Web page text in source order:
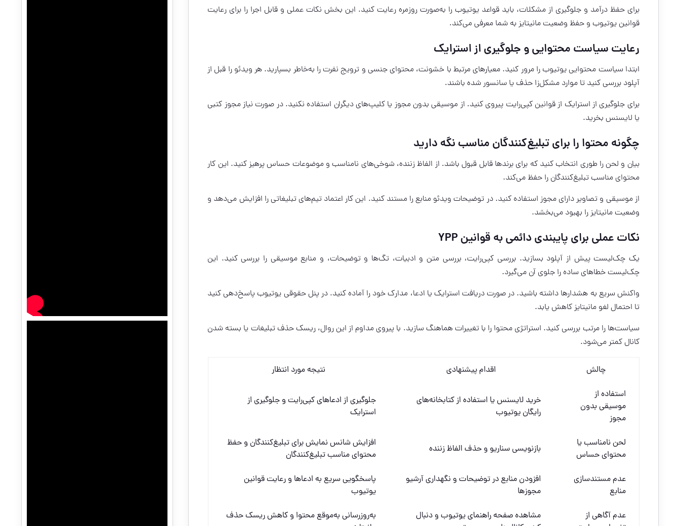
برای حفظ درآمد و جلوگیری از مشکلات، باید قواعد یوتیوب را به‌صورت روزمره رعایت کنید. این بخش نکات عملی و قابل اجرا را برای رعایت
قوانین یوتیوب و حفظ وضعیت مانیتایز به شما معرفی می‌کند.
رعایت سیاست محتوایی و جلوگیری از استرایک
ابتدا سیاست محتوایی یوتیوب را مرور کنید. معیارهای مرتبط با خشونت، محتوای جنسی و ترویج نفرت را به‌خاطر بسپارید. هر ویدئو را قبل از
آپلود بررسی کنید تا موارد مشکل‌زا حذف یا سانسور شده باشند.
برای جلوگیری از استرایک از قوانین کپی‌رایت پیروی کنید. از موسیقی بدون مجوز یا کلیپ‌های دیگران استفاده نکنید. در صورت نیاز مجوز کتبی
یا لایسنس بخرید.
چگونه محتوا را برای تبلیغ‌کنندگان مناسب نگه دارید
بیان و لحن را طوری انتخاب کنید که برای برندها قابل قبول باشد. از الفاظ زننده، شوخی‌های نامناسب و موضوعات حساس پرهیز کنید. این کار
محتوای مناسب تبلیغ‌کنندگان را حفظ می‌کند.
از موسیقی و تصاویر دارای مجوز استفاده کنید. در توضیحات ویدئو منابع را مستند کنید. این کار اعتماد تیم‌های تبلیغاتی را افزایش می‌دهد و
وضعیت مانیتایز را بهبود می‌بخشد.
نکات عملی برای پایبندی دائمی به قوانین YPP
یک چک‌لیست پیش از آپلود بسازید. بررسی کپی‌رایت، بررسی متن و ادبیات، تگ‌ها و توضیحات، و منابع موسیقی را بررسی کنید. این
چک‌لیست خطاهای ساده را جلوی آن می‌گیرد.
واکنش سریع به هشدارها داشته باشید. در صورت دریافت استرایک یا ادعا، مدارک خود را آماده کنید. در پنل حقوقی یوتیوب پاسخ‌دهی کنید
تا احتمال لغو مانیتایز کاهش یابد.
سیاست‌ها را مرتب بررسی کنید. استراتژی محتوا را با تغییرات هماهنگ سازید. با پیروی مداوم از این روال، ریسک حذف تبلیغات یا بسته شدن
کانال کمتر می‌شود.
چالش اقدام پیشنهادی
نتیجه مورد انتظار
استفاده از
موسیقی بدون
مجوز
خرید لایسنس یا استفاده از کتابخانه‌های
رایگان یوتیوب
جلوگیری از ادعاهای کپی‌رایت و جلوگیری از
استرایک
لحن نامناسب یا
محتوای حساس
بازنویسی سناریو و حذف الفاظ زننده
افزایش شانس نمایش برای تبلیغ‌کنندگان و حفظ
محتوای مناسب تبلیغ‌کنندگان
عدم مستندسازی
منابع
افزودن منابع در توضیحات و نگهداری آرشیو
مجوزها
پاسخگویی سریع به ادعاها و رعایت قوانین
یوتیوب
عدم آگاهی از
مشاهده صفحه راهنمای یوتیوب و دنبال
به‌روزرسانی به‌موقع محتوا و کاهش ریسک حذف